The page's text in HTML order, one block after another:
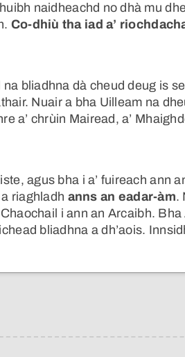
naidheachd no dhà mu
Co-dhiù tha iad a’
bliadhna dà cheud deug is
Nuair a bha Uilleam na
a’ chrùin Mairead, a’
agus bha i a’ fuireach ann
riaghladh anns an eadar-àm.
i ann an Arcaibh.
bliadhna a dh’aois.